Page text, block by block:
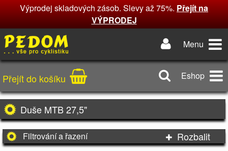
Výprodej skladových zásob. Slevy až 75%.Přejít na
VÝPRODEJ
Menu
Přejít do košíku Eshop
Duše MTB 27,5"
Filtrování a řazení Rozbalit